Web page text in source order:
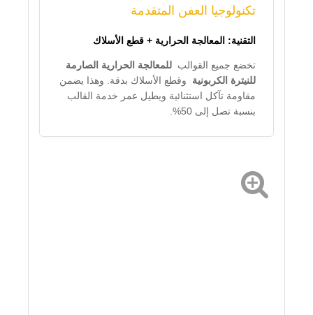
تكنولوجيا العفن المتقدمة
التقنية: المعالجة الحرارية + قطع الأسلاك
تخضع جميع القوالب للمعالجة الحرارية الصارمة
للنيترة الكربونية
وقطع الأسلاك بدقة. وهذا يضمن
مقاومة تآكل استثنائية ويطيل عمر خدمة القالب
بنسبة تصل إلى 50%.